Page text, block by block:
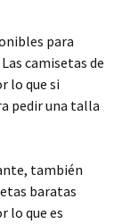
para
camisetas de
lo que si
pedir una talla
también
baratas
lo que es